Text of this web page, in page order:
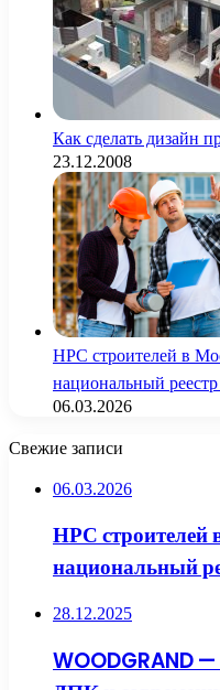
Как сделать дизайн
23.12.2008
НРС строителей в
национальный
06.03.2026
Свежие записи
06.03.2026
НРС строителей
национальный
28.12.2025
WOODGRAND —